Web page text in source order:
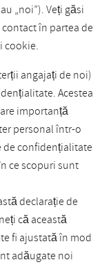
„noi”). Veți găsi
în partea de
cookie.
angajați de noi)
Acestea
importanță
personal într-o
de confidențialitate
ce scopuri sunt
declarație de
că această
fi ajustată în mod
adăugate noi